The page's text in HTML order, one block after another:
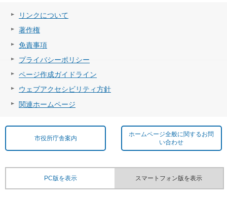
リンクについて
著作権
免責事項
プライバシーポリシー
ページ作成ガイドライン
ウェブアクセシビリティ方針
関連ホームページ
市役所庁舎案内
ホームページ全般に関するお問
い合わせ
PC版を表示 スマートフォン版を表示